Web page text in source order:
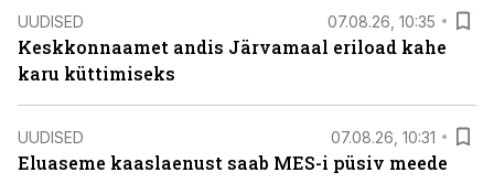
UUDISED 07.08.26, 10:35
Keskkonnaamet andis Järvamaal eriload kahe
karu küttimiseks
UUDISED 07.08.26, 10:31
Eluaseme kaaslaenust saab MES-i püsiv meede